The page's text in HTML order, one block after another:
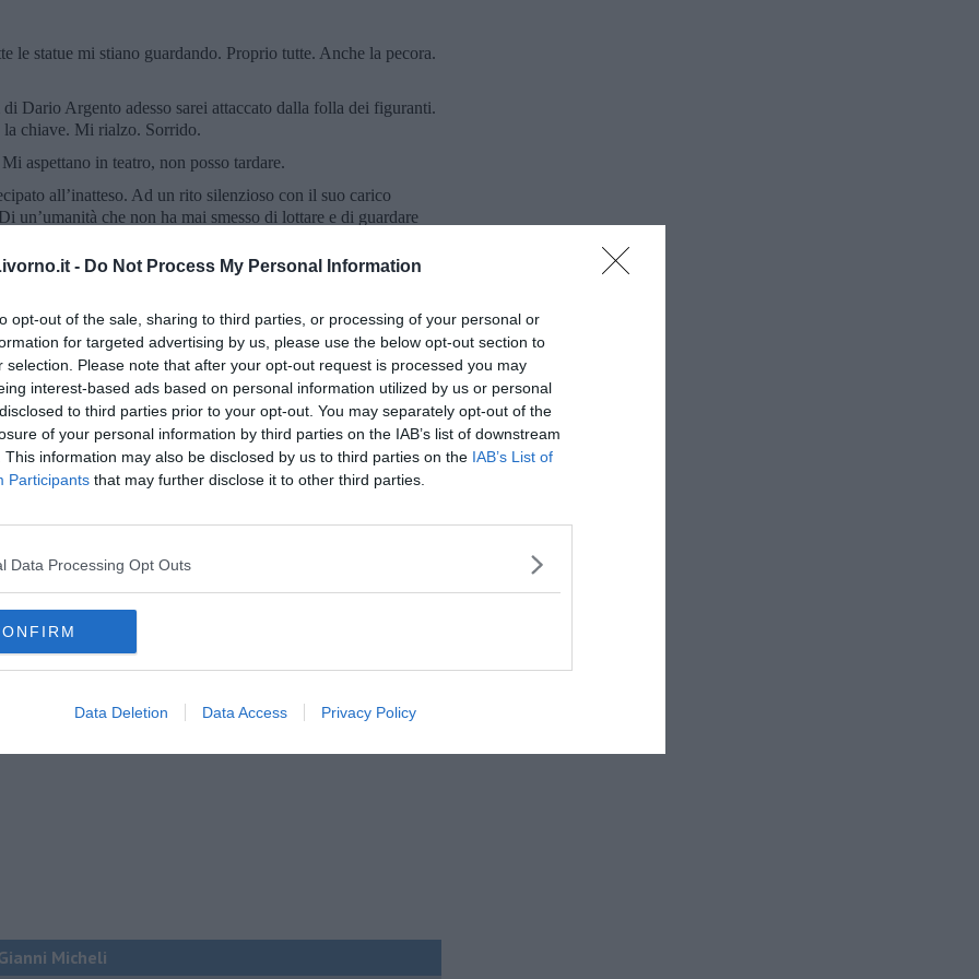
- Do Not Process My Personal Information
opt-out of the sale, sharing to third parties, or processing of your personal or
for targeted advertising by us, please use the below opt-out section to
selection. Please note that after your opt-out request is processed you may
interest-based ads based on personal information utilized by us or personal
to third parties prior to your opt-out. You may separately opt-out of the
of your personal information by third parties on the IAB’s list of downstream
This information may also be disclosed by us to third parties on the IAB’s List of
Participants that may further disclose it to other third parties.
Data Processing Opt Outs
Data Deletion Data Access Privacy Policy
le statue mi stiano guardando. Proprio tutte. Anche la pecora.
Dario Argento adesso sarei attaccato dalla folla dei figuranti.
chiave. Mi rialzo. Sorrido.
aspettano in teatro, non posso tardare.
all’inatteso. Ad un rito silenzioso con il suo carico
un’umanità che non ha mai smesso di lottare e di guardare
presepe. Un presepe da raccontare soprattutto di notte con
potresti non essere così solo come pensi.
tradizione del presepe di San Martino - oltre 120 statue a
dell’antica Gubbio - è già in mostra ma sarà pienamente
il bambinello, a quel punto.
Micheli